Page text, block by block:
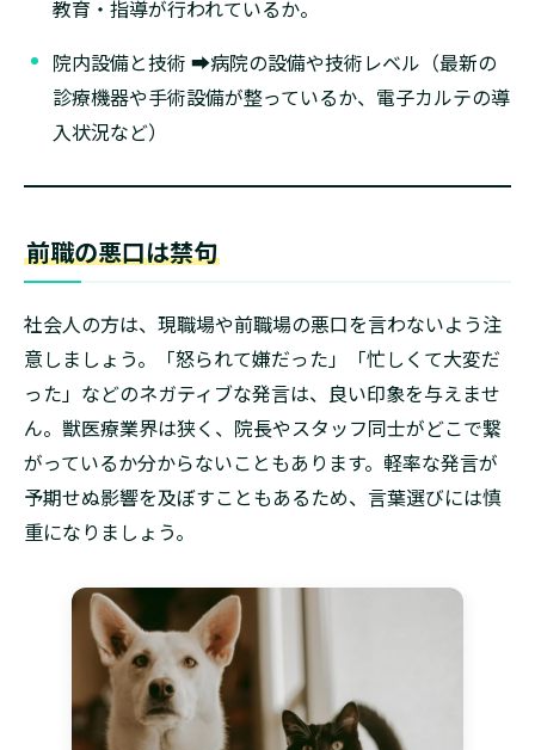
教育・指導が行われているか。
院内設備と技術 ➡病院の設備や技術レベル（最新の
診療機器や手術設備が整っているか、電子カルテの導
入状況など）
前職の悪口は禁句
社会人の方は、現職場や前職場の悪口を言わないよう注
意しましょう。「怒られて嫌だった」「忙しくて大変だ
った」などのネガティブな発言は、良い印象を与えませ
ん。獣医療業界は狭く、院長やスタッフ同士がどこで繋
がっているか分からないこともあります。軽率な発言が
予期せぬ影響を及ぼすこともあるため、言葉選びには慎
重になりましょう。